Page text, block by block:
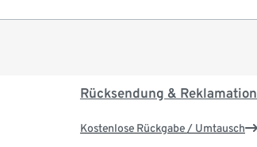
Rücksendung & Reklamation
Kostenlose Rückgabe / Umtausch